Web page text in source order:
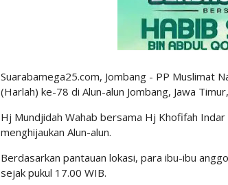
Suarabamega25.com, Jombang - PP Muslimat
(Harlah) ke-78 di Alun-alun Jombang, Jawa
Hj Mundjidah Wahab bersama Hj Khofifah
menghijaukan Alun-alun.
Berdasarkan pantauan lokasi, para ibu-ibu
sejak pukul 17.00 WIB.